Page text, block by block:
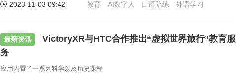
2023-11-03 09:42 教育 AI数字人 口语陪练 外语学习
最新资讯
VictoryXR与HTC合作推出“虚拟世界旅行”教育服
务
应用内置了一系列科学以及历史课程